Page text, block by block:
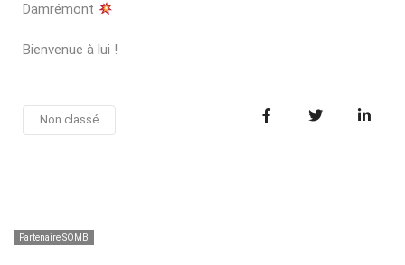
Damrémont
Bienvenue à lui !
Non classé
Partenaire SOMB